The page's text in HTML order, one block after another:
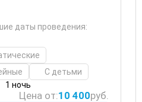
даты проведения:
С детьми
1 ночь
Цена от:10 400руб.